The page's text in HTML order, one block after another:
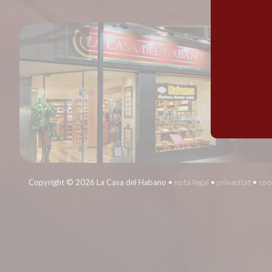
Copyright © 2026 La Casa del Habano • nota legal • privacitat •